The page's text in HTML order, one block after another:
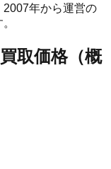
2007年から運営の
取価格（概